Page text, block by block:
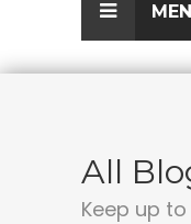
All
Keep up